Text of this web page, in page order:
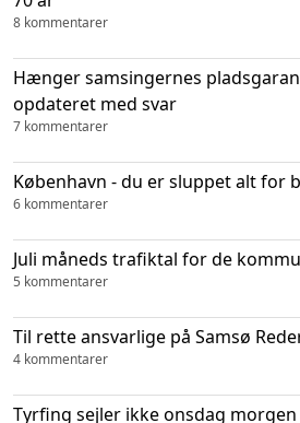
8 kommentarer
Hænger samsingernes
opdateret med svar
7 kommentarer
København - du er sluppet alt for
6 kommentarer
Juli måneds trafiktal for de
5 kommentarer
Til rette ansvarlige på Samsø
4 kommentarer
Tyrfing sejler ikke onsdag